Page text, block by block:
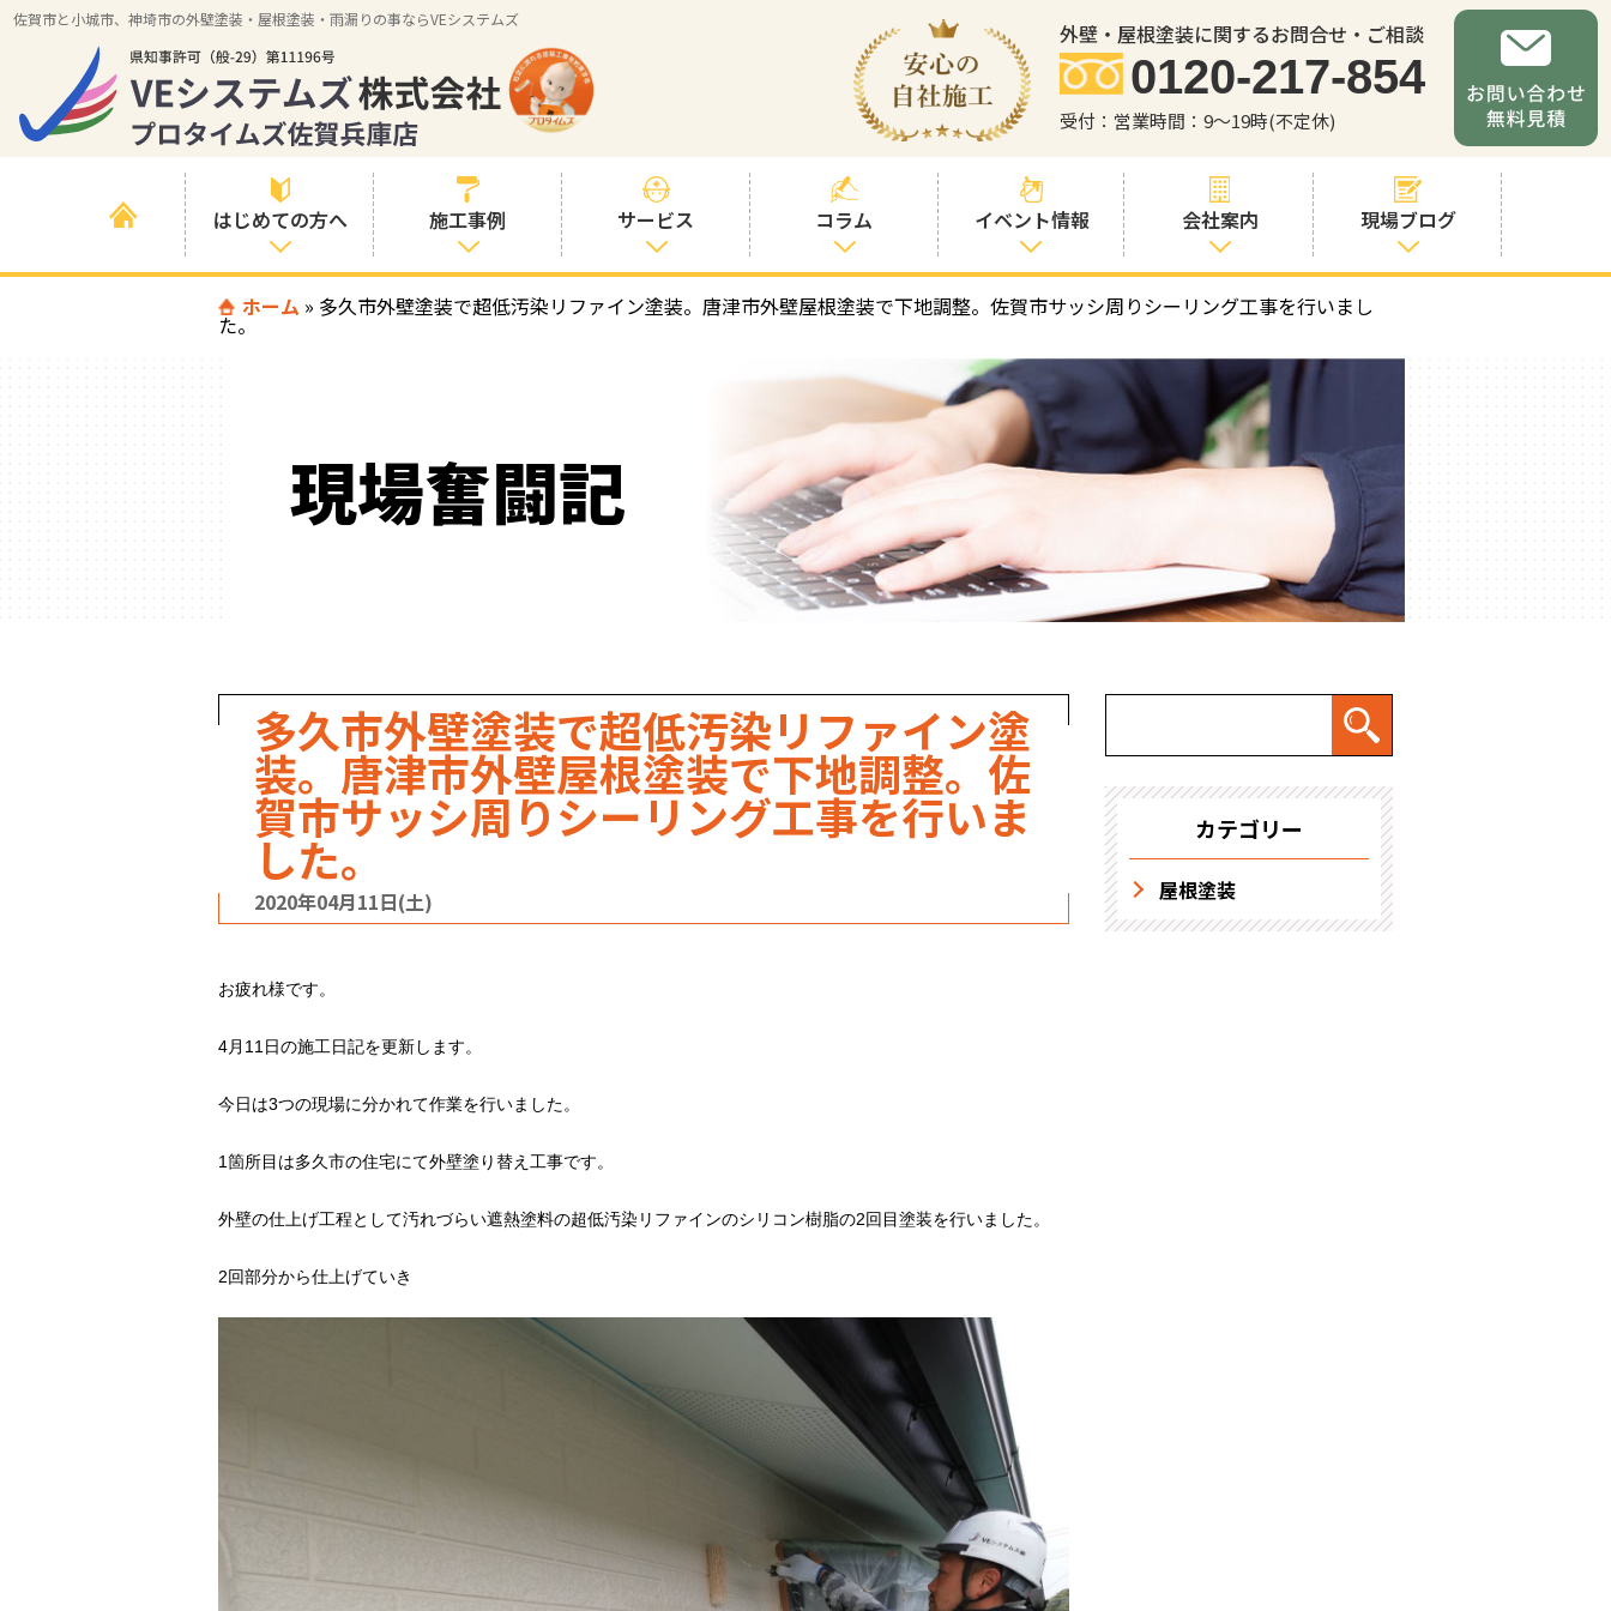
佐賀市と小城市、神埼市の外壁塗装・屋根塗装・雨漏りの事ならVEシステムズ
外壁・屋根塗装に関するお問合せ・ご相談
0120-217-854
受付：営業時間：9～19時(不定休)
はじめての方へ
はじめて外壁塗
装を検討されて
いる方へ
喜んでいただけ
る３つの理由
施工事例
すべての事例
色の事例
サービス
塗装プランと価
お客様との交流
を大切に
見積書の見方
コラム
社長コラム
イベント情報 会社案内
会社案内
職人・スタッフ
紹介
お問い合わせか
らの流れ
求人情報
現場ブログ
ホーム » 多久市外壁塗装で超低汚染リファイン塗装。唐津市外壁屋根塗装で下地調整。佐賀市サッシ周りシーリング工事を行いまし
た。
現場奮闘記
多久市外壁塗装で超低汚染リファイン塗
装。唐津市外壁屋根塗装で下地調整。佐
賀市サッシ周りシーリング工事を行いま
した。
2020年04月11日(土)
お疲れ様です。
4月11日の施工日記を更新します。
今日は3つの現場に分かれて作業を行いました。
1箇所目は多久市の住宅にて外壁塗り替え工事です。
外壁の仕上げ工程として汚れづらい遮熱塗料の超低汚染リファインのシリコン樹脂の2回目塗装を行いました。
2回部分から仕上げていき
カテゴリー
屋根塗装